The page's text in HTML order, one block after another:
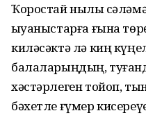
Ҡоростай ныҡлы
ҡыуаныстарға ғына
киләсәктә лә киң
балаларыңдың,
хәстәрлеген тойоп,
бәхетле ғүмер